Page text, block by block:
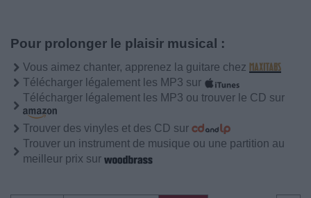
Pour prolonger le plaisir musical :
Vous aimez chanter, apprenez la guitare chez
Télécharger légalement les MP3 sur
Télécharger légalement les MP3 ou trouver le CD sur
Trouver des vinyles et des CD sur
Trouver un instrument de musique ou une partition au
meilleur prix sur